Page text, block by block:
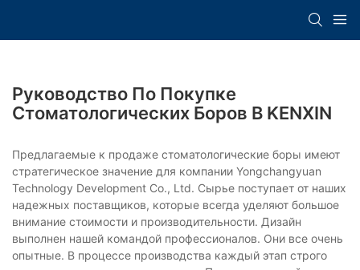
Руководство По Покупке
Стоматологических Боров В KENXIN
Предлагаемые к продаже стоматологические боры имеют
стратегическое значение для компании Yongchangyuan
Technology Development Co., Ltd. Сырье поступает от наших
надежных поставщиков, которые всегда уделяют большое
внимание стоимости и производительности. Дизайн
выполнен нашей командой профессионалов. Они все очень
опытные. В процессе производства каждый этап строго